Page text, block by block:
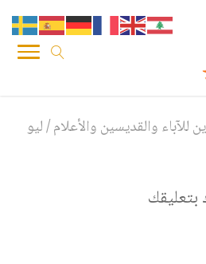
والقديسين والأعلام/ليو